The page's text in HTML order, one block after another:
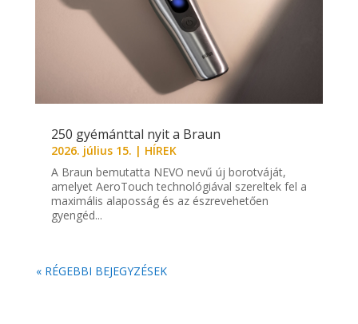
250 gyémánttal nyit a Braun
2026. július 15. | HÍREK
A Braun bemutatta NEVO nevű új borotváját,
amelyet AeroTouch technológiával szereltek fel a
maximális alaposság és az észrevehetően
gyengéd...
« RÉGEBBI BEJEGYZÉSEK